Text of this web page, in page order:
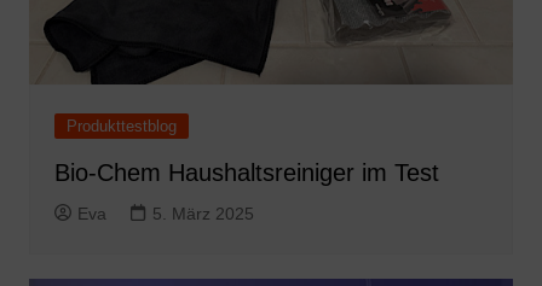
Produkttestblog
Bio-Chem Haushaltsreiniger im Test
Eva 5. März 2025